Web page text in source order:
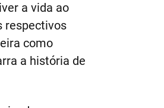
a vida ao
respectivos
como
a história de